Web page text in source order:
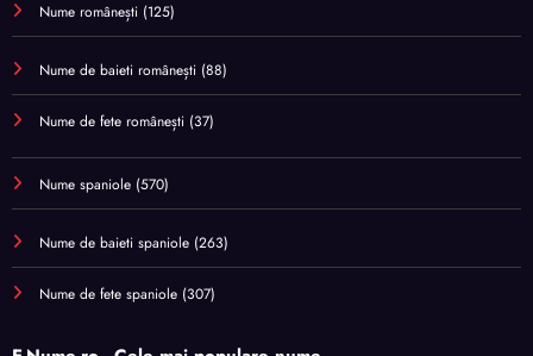
Nume românești (125)
Nume de baieti românești (88)
Nume de fete românești (37)
Nume spaniole (570)
Nume de baieti spaniole (263)
Nume de fete spaniole (307)